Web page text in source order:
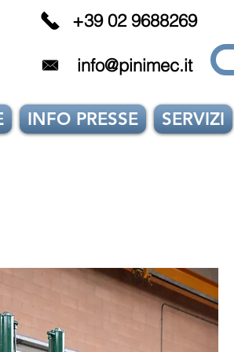
+39 02 9688269
info@pinimec.it
INFO PRESSE SERVIZI